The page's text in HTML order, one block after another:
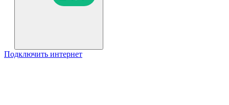
Подключить интернет